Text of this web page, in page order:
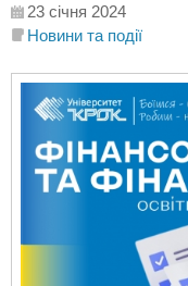
23 січня 2024
Новини та події